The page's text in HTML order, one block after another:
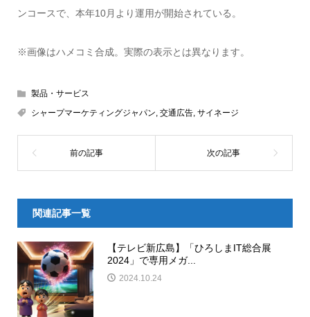
ンコースで、本年10月より運用が開始されている。
※画像はハメコミ合成。実際の表示とは異なります。
製品・サービス
シャープマーケティングジャパン, 交通広告, サイネージ
関連記事一覧
【テレビ新広島】「ひろしまIT総合展
2024」で専用メガ...
2024.10.24